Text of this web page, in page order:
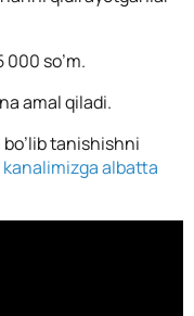
so’m.
amal qiladi.
tanishishni
albatta